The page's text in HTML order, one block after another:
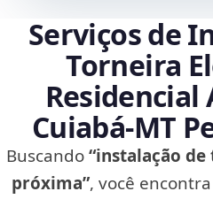
Serviços de
Torneira
Residencial
Cuiabá‑MT
Buscando“instalação
próxima”, você